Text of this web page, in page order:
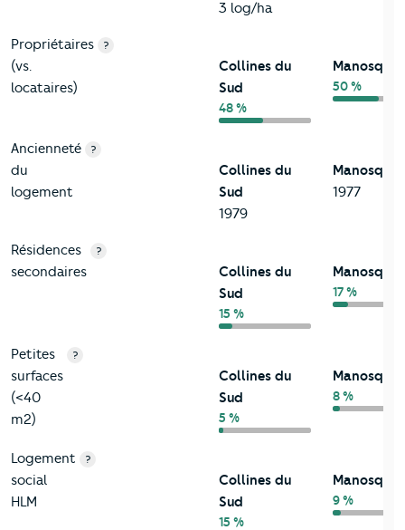
3 log/ha
Propriétaires
(vs.
locataires)
?
Collines du
Sud
48 %
Manosque
50 %
Ancienneté
du
logement
?
Collines du
Sud
1979
Manosque
1977
Résidences
secondaires
?
Collines du
Sud
15 %
Manosque
17 %
Petites
surfaces
(<40
m2)
?
Collines du
Sud
5 %
Manosque
8 %
Logement
social
HLM
?
Collines du
Sud
15 %
Manosque
9 %